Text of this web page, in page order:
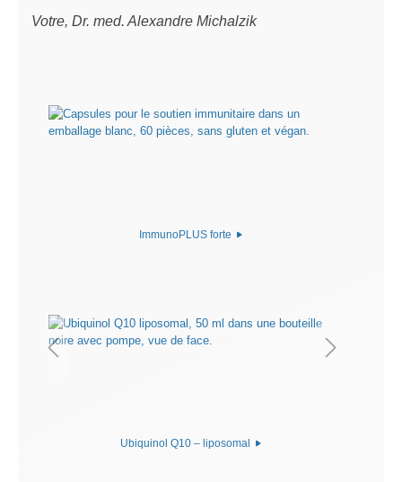
Votre, Dr. med. Alexandre Michalzik
ImmunoPLUS forte
Ubiquinol Q10 – liposomal